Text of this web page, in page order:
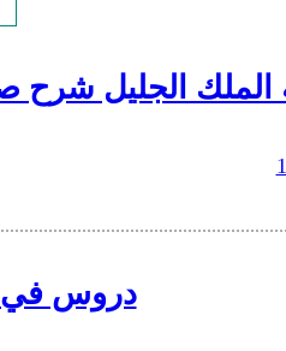
الملك الجليل
دروس